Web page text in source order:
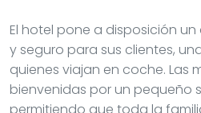
El hotel pone a disposición
y seguro para sus clientes,
quienes viajan en coche. Las
bienvenidas por un pequeño
permitiendo que toda la